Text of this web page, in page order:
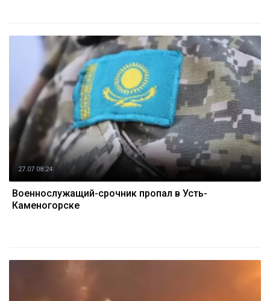
27.07 08:24
Военнослужащий-срочник пропал в Усть-
Каменогорске